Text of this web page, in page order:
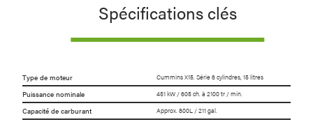
Spécifications clés
Type de moteur Cummins X15. Série 6 cylindres, 15 litres
Puissance nominale 451 kW / 605 ch. à 2100 tr / min.
Capacité de carburant Approx. 800L / 211 gal.